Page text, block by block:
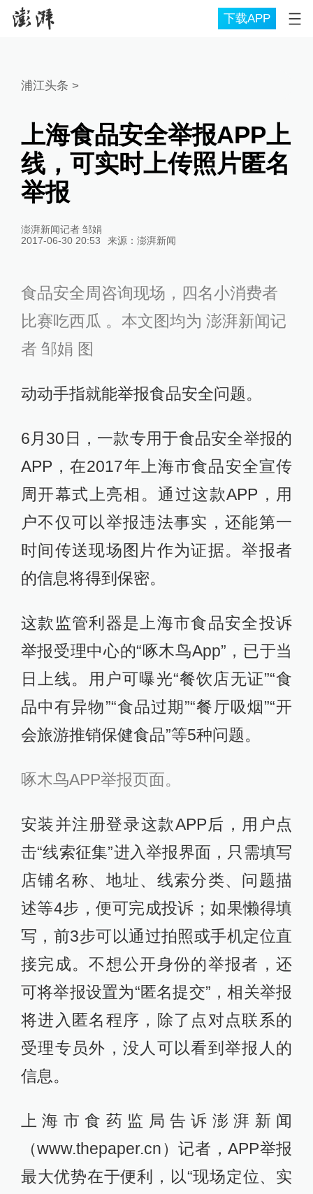
下载APP
浦江头条 >
上海食品安全举报APP上
线，可实时上传照片匿名
举报
澎湃新闻记者 邹娟
2017-06-30 20:53
来源： 澎湃新闻
食品安全周咨询现场，四名小消费者
比赛吃西瓜 。本文图均为 澎湃新闻记
者 邹娟 图
动动手指就能举报食品安全问题。
6月30日，一款专用于食品安全举报的
APP，在2017年上海市食品安全宣传
周开幕式上亮相。通过这款APP，用
户不仅可以举报违法事实，还能第一
时间传送现场图片作为证据。举报者
的信息将得到保密。
这款监管利器是上海市食品安全投诉
举报受理中心的“啄木鸟App”，已于当
日上线。用户可曝光“餐饮店无证”“食
品中有异物”“食品过期”“餐厅吸烟”“开
会旅游推销保健食品”等5种问题。
啄木鸟APP举报页面。
安装并注册登录这款APP后，用户点
击“线索征集”进入举报界面，只需填写
店铺名称、地址、线索分类、问题描
述等4步，便可完成投诉；如果懒得填
写，前3步可以通过拍照或手机定位直
接完成。不想公开身份的举报者，还
可将举报设置为“匿名提交”，相关举报
将进入匿名程序，除了点对点联系的
受理专员外，没人可以看到举报人的
信息。
上海市食药监局告诉澎湃新闻
（www.thepaper.cn）记者，APP举报
最大优势在于便利，以“现场定位、实